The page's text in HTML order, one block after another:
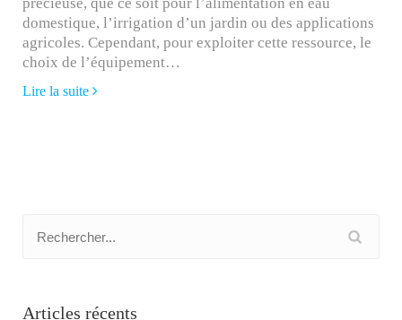
domestique, l’irrigation d’un jardin ou des applications
agricoles. Cependant, pour exploiter cette ressource, le
choix de l’équipement…
Lire la suite
Articles récents